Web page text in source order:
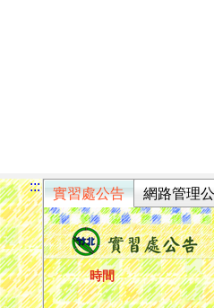
::: 實習處公告 網路管理
時間